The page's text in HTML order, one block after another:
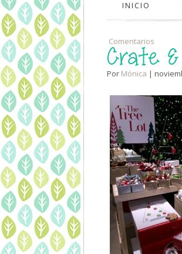
INICIO
Comentarios
Crate
Por Mónica |